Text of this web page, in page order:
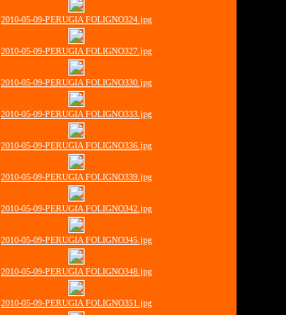
2010-05-09-PERUGIA FOLIGNO324.jpg
2010-05-09-PERUGIA FOLIGNO327.jpg
2010-05-09-PERUGIA FOLIGNO330.jpg
2010-05-09-PERUGIA FOLIGNO333.jpg
2010-05-09-PERUGIA FOLIGNO336.jpg
2010-05-09-PERUGIA FOLIGNO339.jpg
2010-05-09-PERUGIA FOLIGNO342.jpg
2010-05-09-PERUGIA FOLIGNO345.jpg
2010-05-09-PERUGIA FOLIGNO348.jpg
2010-05-09-PERUGIA FOLIGNO351.jpg